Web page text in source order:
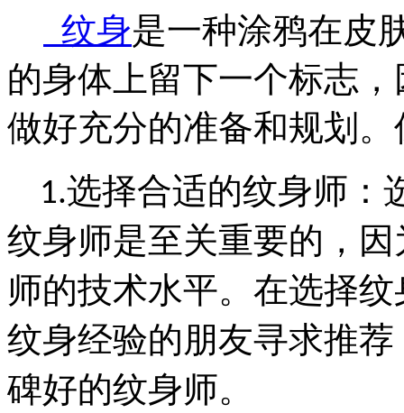
纹身是一种涂鸦在皮
的身体上留下一个标志
做好充分的准备和规划
1.选择合适的纹身师：
纹身师是至关重要的，
师的技术水平。在选择
纹身经验的朋友寻求推
碑好的纹身师。